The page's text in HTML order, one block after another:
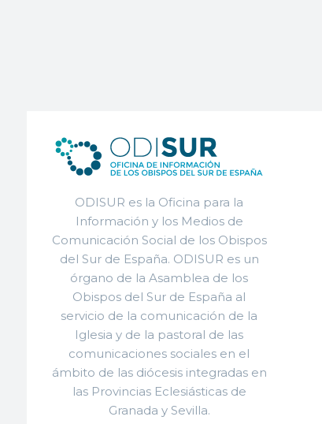
ODISUR es la Oficina para la
Información y los Medios de
Comunicación Social de los Obispos
del Sur de España. ODISUR es un
órgano de la Asamblea de los
Obispos del Sur de España al
servicio de la comunicación de la
Iglesia y de la pastoral de las
comunicaciones sociales en el
ámbito de las diócesis integradas en
las Provincias Eclesiásticas de
Granada y Sevilla.